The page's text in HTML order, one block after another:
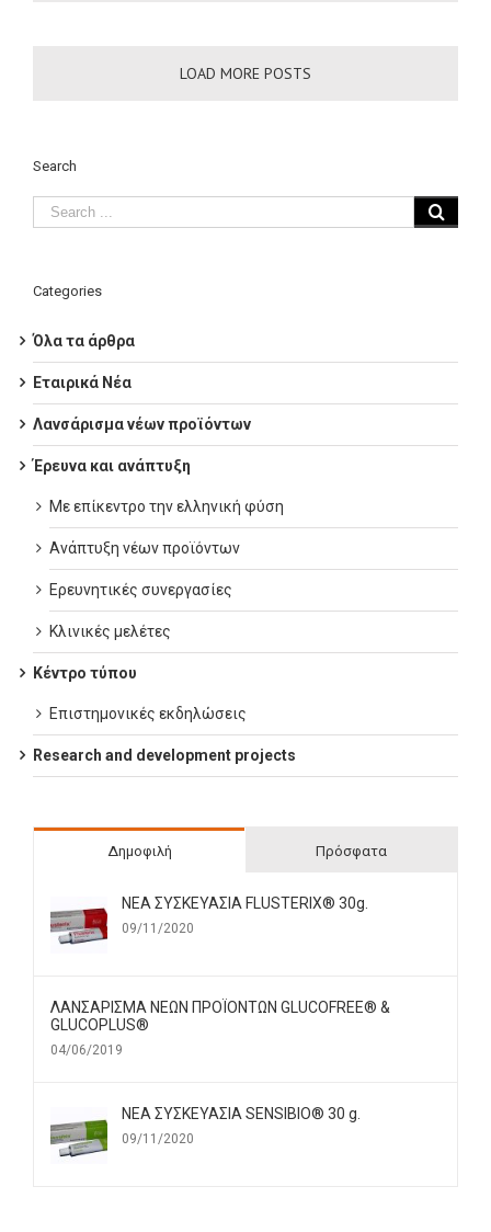
LOAD MORE POSTS
Search
Categories
Όλα τα άρθρα
Εταιρικά Νέα
Λανσάρισμα νέων προϊόντων
Έρευνα και ανάπτυξη
Με επίκεντρο την ελληνική φύση
Ανάπτυξη νέων προϊόντων
Ερευνητικές συνεργασίες
Κλινικές μελέτες
Κέντρο τύπου
Επιστημονικές εκδηλώσεις
Research and development projects
Δημοφιλή Πρόσφατα
ΝΕΑ ΣΥΣΚΕΥΑΣΙΑ FLUSTERIX® 30g.
09/11/2020
ΛΑΝΣΑΡΙΣΜΑ ΝΕΩΝ ΠΡΟΪΟΝΤΩΝ GLUCOFREE® &
GLUCOPLUS®
04/06/2019
ΝΕΑ ΣΥΣΚΕΥΑΣΙΑ SENSIBIO® 30 g.
09/11/2020